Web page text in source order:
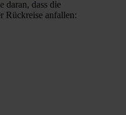
daran, dass die
Rückreise anfallen: